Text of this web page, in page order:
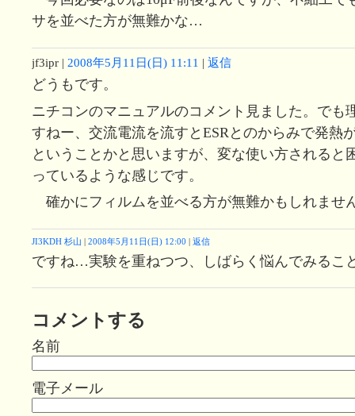
サを並べた方が無難かな…
jf3ipr | 2008年5月11日(日) 11:11 | 返信
どうもです。
ニチコンのマニュアルのコメント見ました。でも
すねー、交流電流を流すとESRとのからみで発熱
ということかと思いますが、変な使い方されると
っているような感じです。
確かにフィルムを並べる方が無難かもしれませ
JI3KDH 杉山 2008年5月11日(日) 12:00 返信
ですね…実験を重ねつつ、しばらく悩んでみるこ
コメントする
名前
電子メール